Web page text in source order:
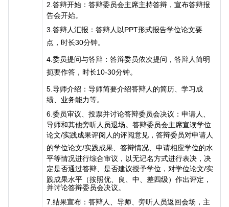
2. 答辩开始：答辩委员会主席主持答辩，宣布答辩报
告会开始。
3. 答辩人汇报：答辩人以PPT形式报告学位论文要
点，时长30分钟。
4. 委员提问与答辩：答辩委员依次提问，答辩人简明
扼要作答，时长10-30分钟。
5. 导师介绍：导师简要介绍答辩人的简历、学习成
绩、业务能力等。
6. 委员审议、投票并讨论答辩委员会决议：申请人、
导师和其他旁听人员退场。答辩委员会主席宣读学位
论文/实践成果评阅人的评阅意见，答辩委员对申请人
的学位论文/实践成果、答辩情况、申请相应学位的水
平等情况进行综合审议，以无记名方式进行表决，决
定是否通过答辩、是否建议授予学位，对学位论文/实
践成果水平（按照优、良、中、差四级）作出评定，
并讨论答辩委员会决议。
7. 结果宣布：答辩人、导师、旁听人员返回会场，主